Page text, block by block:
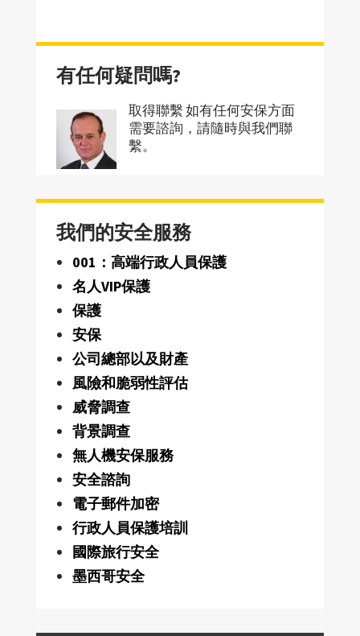
有任何疑問嗎?
取得聯繫 如有任何安保方面
需要諮詢，請隨時與我們聯
繫。
我們的安全服務
001：高端行政人員保護
名人VIP保護
保護
安保
公司總部以及財產
風險和脆弱性評估
威脅調查
背景調查
無人機安保服務
安全諮詢
電子郵件加密
行政人員保護培訓
國際旅行安全
墨西哥安全